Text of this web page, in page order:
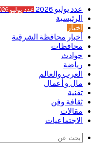
عدد يوليو 2026 عدد يوليو 2026
الرئيسية
أخبار
أخبار محافظة الشرقية
محافظات
حوادث
رياضة
العرب والعالم
مال و أعمال
تقنية
ثقافة وفن
مقالات
الاجتماعيات